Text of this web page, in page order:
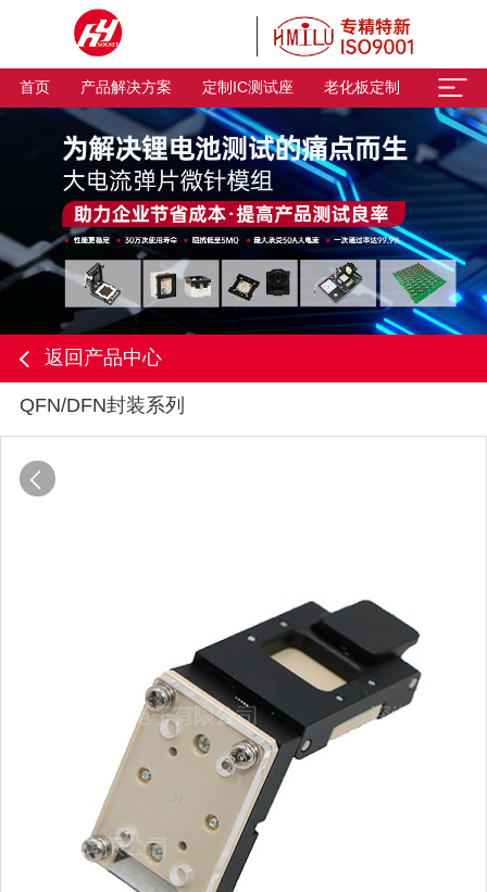
首页 产品解决方案 定制IC测试座 老化板定制
返回产品中心
QFN/DFN封装系列